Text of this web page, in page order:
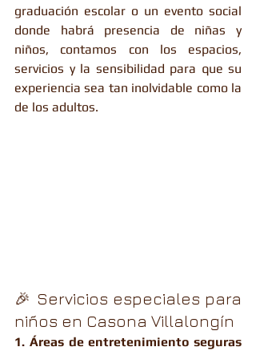
graduación escolar o un evento social
donde habrá presencia de niñas y
niños, contamos con los espacios,
servicios y la sensibilidad para que su
experiencia sea tan inolvidable como la
de los adultos.
🎉 Servicios especiales para
niños en Casona Villalongín
1. Áreas de entretenimiento seguras